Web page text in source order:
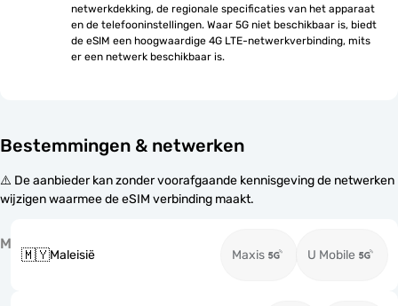
netwerkdekking, de regionale specificaties van het apparaat
en de telefooninstellingen. Waar 5G niet beschikbaar is, biedt
de eSIM een hoogwaardige 4G LTE-netwerkverbinding, mits
er een netwerk beschikbaar is.
Bestemmingen & netwerken
⚠️ De aanbieder kan zonder voorafgaande kennisgeving de netwerken
wijzigen waarmee de eSIM verbinding maakt.
M
🇲🇾Maleisië Maxis U Mobile